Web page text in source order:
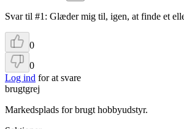
Svar til #1: Glæder mig til, igen, at finde et
0
0
Log ind for at svare
brugtgrej
Markedsplads for brugt hobbyudstyr.